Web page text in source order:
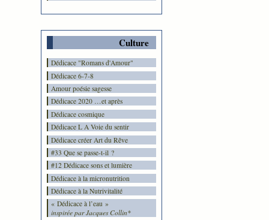
Culture
Dédicace "Romans d'Amour"
Dédicace 6-7-8
Amour poésie sagesse
Dédicace 2020 …et après
Dédicace cosmique
Dédicace L A Voie du sentir
Dédicace créer Art du Rêve
#33 Que se passe-t-il ?
#12 Dédicace sons et lumière
Dédicace à la micronutrition
Dédicace à la Nutrivitalité
« Dédicace à l’eau »
inspirée par Jacques Collin*